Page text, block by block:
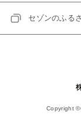
セゾンのふる
Copyright